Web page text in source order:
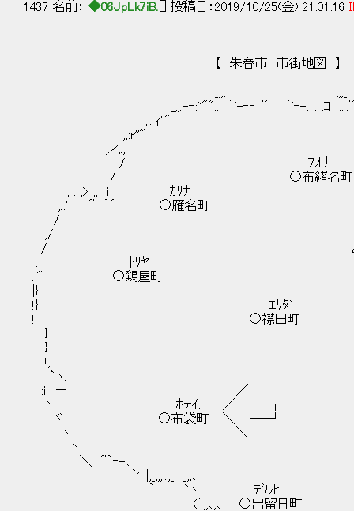
1437 名前： ◆06JpLk7iB. [] 投稿日：2019/10/25(金) 21:01:16
【 朱春市 市街地図 】
_,,.-‐:''"".. ´'-‐‐´~ ｀'‐-、. ,ｺ ....~`'
,,..ｨ''" `
,,:r''" `
,.ィ,.; `
/ ﾌｵﾅ
/ ○布緒名
,.;. ,>_,, i ｶ
,.:' ~ ｀´ ○雁
/ :
,/ ﾎﾛﾛ
/ △幌路
.i ﾄﾘ
.i" ○鶏屋
|} ,ﾉ
!} ｴﾘ
!!, ○襟田
}
}
!,
`ヽ. ｸﾙ
:i ー ／| ○来
ヽ ﾎﾃｲ. ／
ヾ ○布袋町..
ヽ
ヽ
＼ ~｀‐-
｀'‐|,_,,,､,_
｀ `ヽ. ﾃﾞ
(´,,､,､ ○出留日町